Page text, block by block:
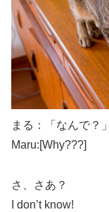
まる：「なんで？」
Maru:[Why???]
さ、さあ？
I don’t know!